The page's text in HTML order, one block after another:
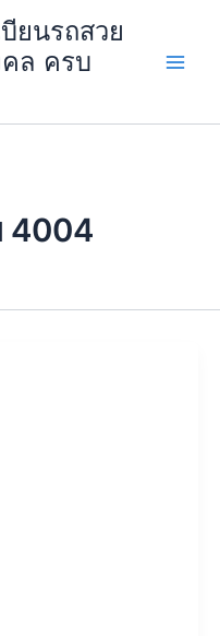
ยนรถสวย
ล ครบ
4004